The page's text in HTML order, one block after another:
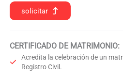
solicitar
CERTIFICADO DE MATRIMONIO:
Acredita la celebración de un
Registro Civil.